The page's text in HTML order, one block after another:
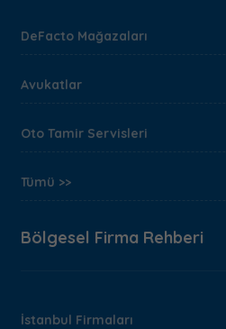
DeFacto Mağazaları
Avukatlar
Oto Tamir Servisleri
Tümü >>
Bölgesel Firma Rehberi
İstanbul Firmaları